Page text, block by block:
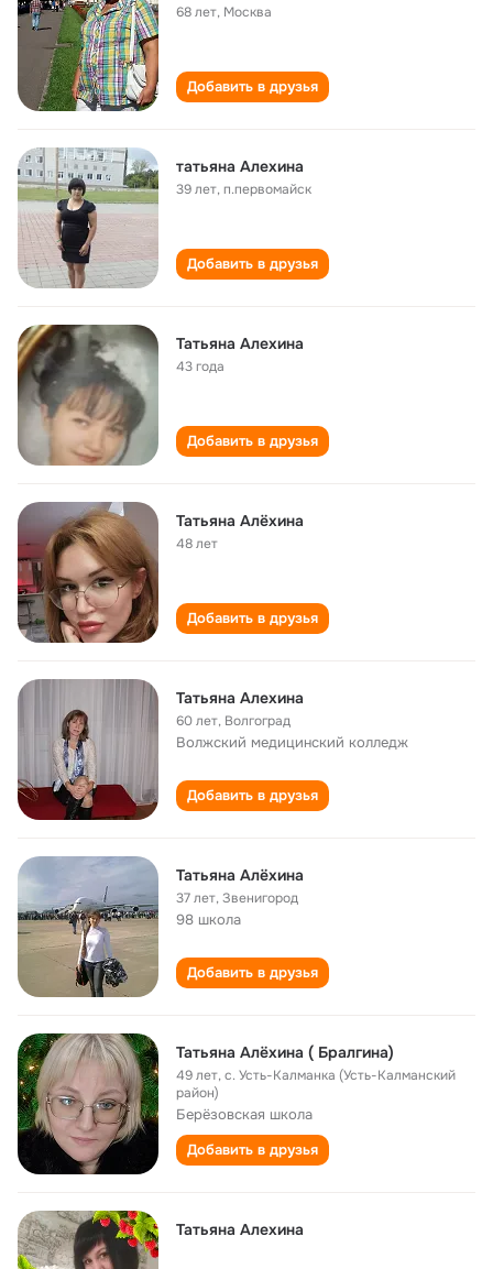
68 лет, Москва
Добавить в друзья
татьяна Алехина
39 лет,п.первомайск
Добавить в друзья
Татьяна Алехина
43 года
Добавить в друзья
Татьяна Алёхина
48 лет
Добавить в друзья
Татьяна Алехина
60 лет, Волгоград
Волжский медицинский колледж
Добавить в друзья
Татьяна Алёхина
37 лет,Звенигород
98 школа
Добавить в друзья
Татьяна Алёхина ( Бралгина)
49 лет,с. Усть-Калманка (Усть-Калманский
район)
Берёзовская школа
Добавить в друзья
Татьяна Алехина